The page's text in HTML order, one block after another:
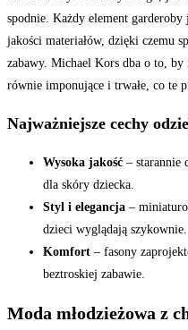
spodnie. Każdy element
jakości materiałów, dzięki czemu
zabawy. Michael Kors dba o to,
równie imponujące i trwałe, co te
Najważniejsze cechy
Wysoka jakość – starannie
dla skóry dziecka.
Styl i elegancja –
dzieci wyglądają szykownie.
Komfort – fasony
beztroskiej zabawie.
Moda młodzieżowa z